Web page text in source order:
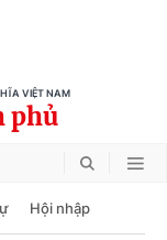
VIỆT NAM
phủ
Hội nhập